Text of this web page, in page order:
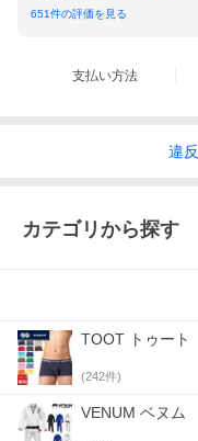
651件の評価を見る
支払い方法
違反
カテゴリから探す
TOOT トゥート
(242件)
VENUM ベヌム